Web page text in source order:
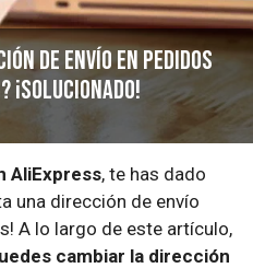
de envío en pedidos
¡Solucionado!
AliExpress, te has dado
una dirección de envío
A lo largo de este artículo,
cambiar la dirección